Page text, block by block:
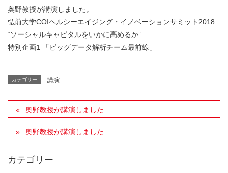
奥野教授が講演しました。
弘前大学COIヘルシーエイジング・イノベーションサミット2018
“ソーシャルキャピタルをいかに高めるか”
特別企画1 「ビッグデータ解析チーム最前線」
カテゴリー 講演
奥野教授が講演しました
奥野教授が講演しました
カテゴリー